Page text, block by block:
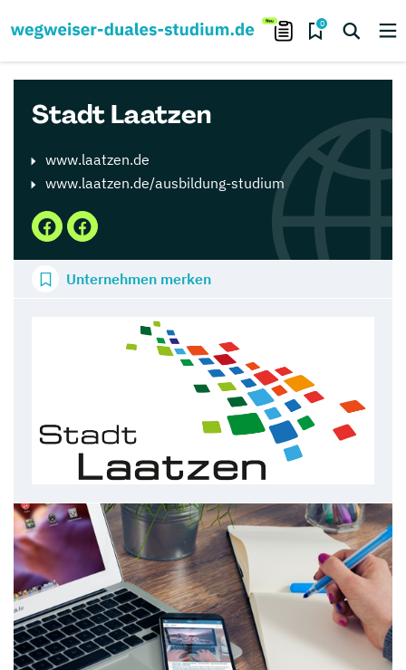
0
Stadt Laatzen
www.laatzen.de
www.laatzen.de/ausbildung-studium
Unternehmen merken